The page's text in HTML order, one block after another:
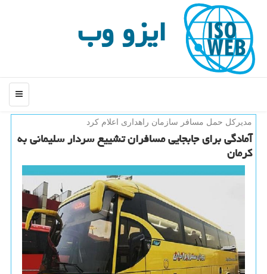
ایزو وب
منو
مدیركل حمل مسافر سازمان راهداری اعلام كرد
آمادگی برای جابجایی مسافران تشییع سردار سلیمانی به
كرمان